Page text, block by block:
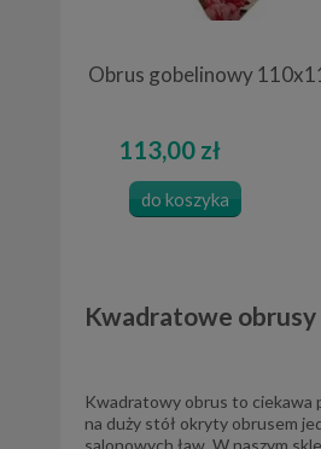
Obrus gobelinowy
113,00 zł
do koszyka
Kwadratowe
Kwadratowy obrus to ciekawa
na duży stół okryty obrusem
salonowych ław. W naszym